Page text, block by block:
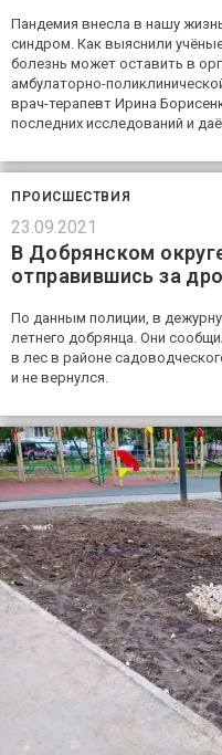
Пандемия внесла в нашу
синдром. Как выяснили
болезнь может оставить в
амбулаторно-
врач-терапевт Ирина
последних исследований и
ПРОИСШЕСТВИЯ
23.09.2021
В Добрянском
отправившись за
По данным полиции, в
летнего добрянца. Они
в лес в районе
и не вернулся.